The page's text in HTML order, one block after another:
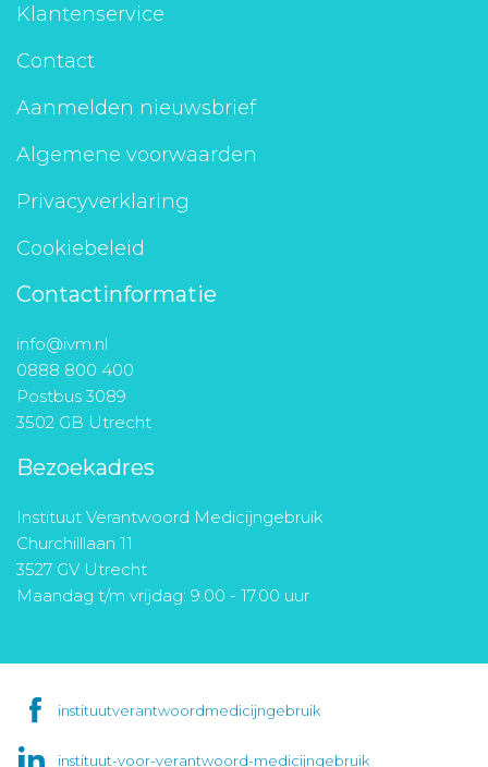
Klantenservice
Contact
Aanmelden nieuwsbrief
Algemene voorwaarden
Privacyverklaring
Cookiebeleid
Contactinformatie
info@ivm.nl
0888 800 400
Postbus 3089
3502 GB Utrecht
Bezoekadres
Instituut Verantwoord Medicijngebruik
Churchilllaan 11
3527 GV Utrecht
Maandag t/m vrijdag: 9.00 - 17.00 uur
instituutverantwoordmedicijngebruik
instituut-voor-verantwoord-medicijngebruik